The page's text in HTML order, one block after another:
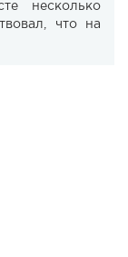
несколько
что на